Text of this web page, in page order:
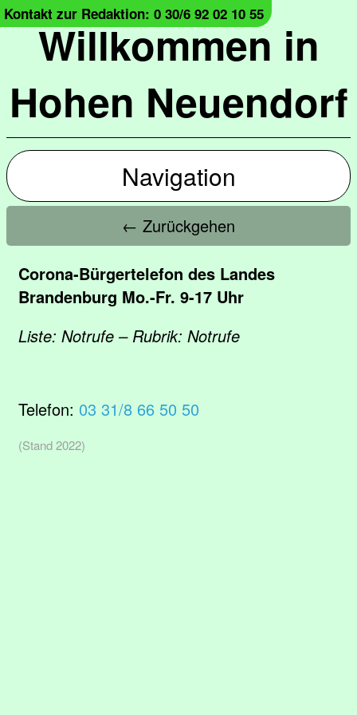
Willkommen in
Hohen Neuendorf
Kontakt zur Redaktion: 0 30/6 92 02 10 55
Navigation
← Zurückgehen
Corona-Bürgertelefon des Landes
Brandenburg Mo.-Fr. 9-17 Uhr
Liste: Notrufe – Rubrik: Notrufe
Telefon: 03 31/8 66 50 50
(Stand 2022)